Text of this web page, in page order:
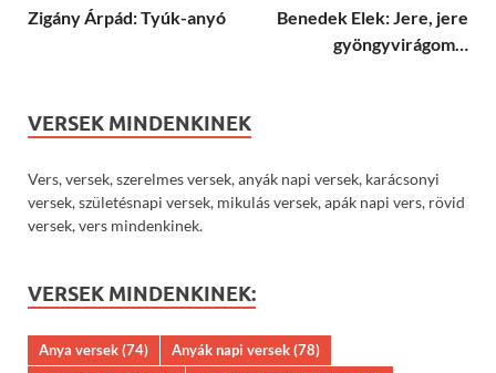
Zigány Árpád: Tyúk-anyó
Benedek Elek: Jere, jere
gyöngyvirágom…
VERSEK MINDENKINEK
Vers, versek, szerelmes versek, anyák napi versek, karácsonyi
versek, születésnapi versek, mikulás versek, apák napi vers, rövid
versek, vers mindenkinek.
VERSEK MINDENKINEK:
Anya versek(74) Anyák napi versek(78)